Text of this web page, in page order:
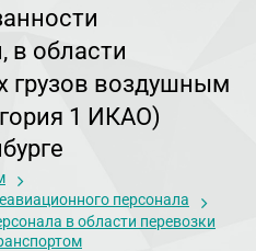
в области
грузов воздушным
1 ИКАО)
персонала
в области перевозки